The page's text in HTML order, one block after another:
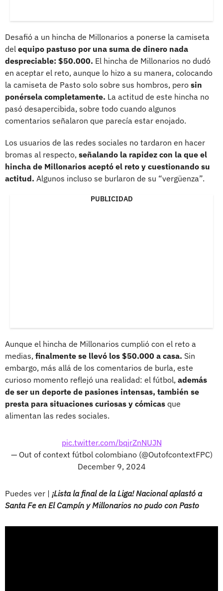
Desafió a un hincha de Millonarios a ponerse la camiseta
del equipo pastuso por una suma de dinero nada
despreciable: $50.000. El hincha de Millonarios no dudó
en aceptar el reto, aunque lo hizo a su manera, colocando
la camiseta de Pasto solo sobre sus hombros, pero sin
ponérsela completamente. La actitud de este hincha no
pasó desapercibida, sobre todo cuando algunos
comentarios señalaron que parecía estar enojado.
Los usuarios de las redes sociales no tardaron en hacer
bromas al respecto, señalando la rapidez con la que el
hincha de Millonarios aceptó el reto y cuestionando su
actitud. Algunos incluso se burlaron de su “vergüenza”.
PUBLICIDAD
Aunque el hincha de Millonarios cumplió con el reto a
medias, finalmente se llevó los $50.000 a casa. Sin
embargo, más allá de los comentarios de burla, este
curioso momento reflejó una realidad: el fútbol, además
de ser un deporte de pasiones intensas, también se
presta para situaciones curiosas y cómicas que
alimentan las redes sociales.
pic.twitter.com/bqjrZnNUJN
— Out of context fútbol colombiano (@OutofcontextFPC)
December 9, 2024
Puedes ver | ¡Lista la final de la Liga! Nacional aplastó a
Santa Fe en El Campín y Millonarios no pudo con Pasto